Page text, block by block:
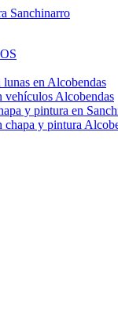
lunas en Alcobendas
vehículos Alcobendas
y pintura en
chapa y pintura